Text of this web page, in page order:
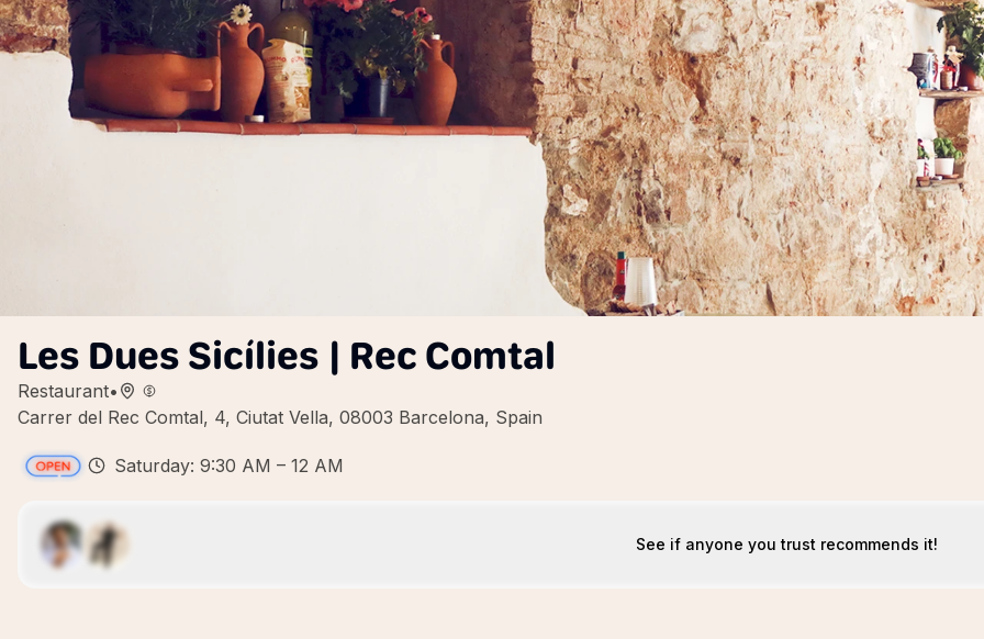
Les Dues Sicílies | Rec Comtal
Restaurant•
Carrer del Rec Comtal, 4, Ciutat Vella, 08003 Barcelona, Spain
Saturday: 9:30 AM – 12 AM
See if anyone you trust recommends it!